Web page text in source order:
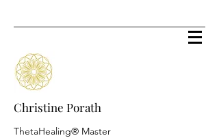
Christine Porath
ThetaHealing® Master